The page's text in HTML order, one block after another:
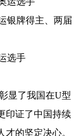
牌得主、两届
选手
显了我国在U型
印证了中国持续
的坚定决心。